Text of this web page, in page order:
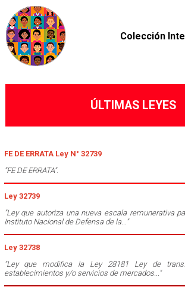
Colección
ÚLTIMAS LEYES
FE DE ERRATA Ley N° 32739
"FE DE ERRATA".
Ley 32739
"Ley que autoriza una nueva escala remunerativa
Instituto Nacional de Defensa de la..."
Ley 32738
"Ley que modifica la Ley 28181 Ley de
establecimientos y/o servicios de mercados..."